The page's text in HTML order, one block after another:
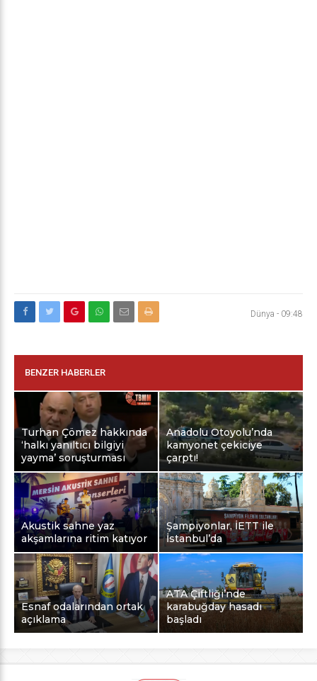
Dünya - 09:48
BENZER HABERLER
Turhan Çömez hakkında
‘halkı yanıltıcı bilgiyi
yayma’ soruşturması
Anadolu Otoyolu’nda
kamyonet çekiciye
çarptı!
Akustik sahne yaz
akşamlarına ritim katıyor
Şampiyonlar, İETT ile
İstanbul’da
Esnaf odalarından ortak
açıklama
ATA Çiftliği’nde
karabuğday hasadı
başladı